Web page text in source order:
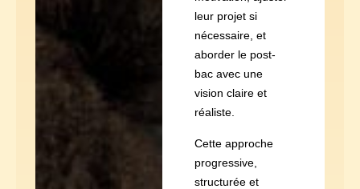
leur projet si
nécessaire, et
aborder le post-
bac avec une
vision claire et
réaliste.
Cette approche
progressive,
structurée et